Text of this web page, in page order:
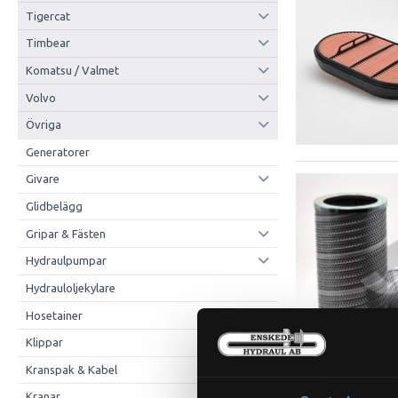
Tigercat
Timbear
Komatsu / Valmet
Volvo
Övriga
Generatorer
Givare
Glidbelägg
Gripar & Fästen
Hydraulpumpar
Hydrauloljekylare
Hosetainer
Klippar
Kranspak & Kabel